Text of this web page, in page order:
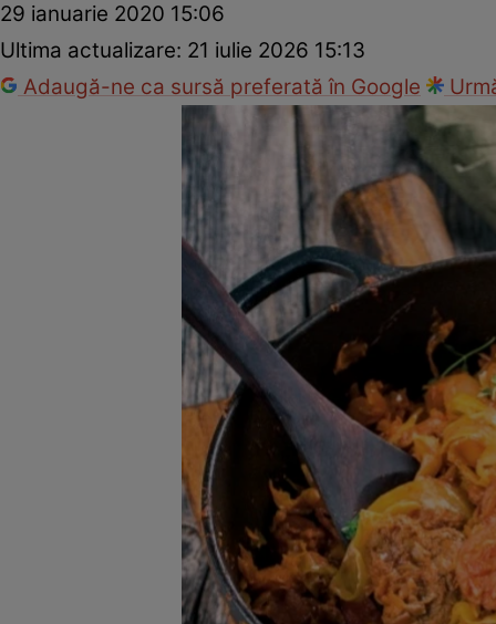
29 ianuarie 2020 15:06
Ultima actualizare: 21 iulie 2026 15:13
Adaugă-ne ca sursă preferată în Google